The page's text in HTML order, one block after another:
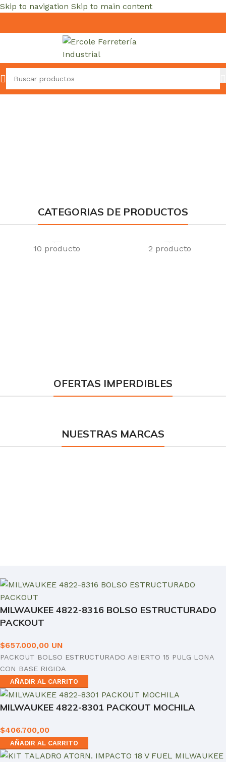
Skip to navigation Skip to main content
CATEGORIAS DE PRODUCTOS
10 producto 2 producto
OFERTAS IMPERDIBLES
NUESTRAS MARCAS
MILWAUKEE 4822-8316 BOLSO ESTRUCTURADO
PACKOUT
$657.000,00 UN
PACKOUT BOLSO ESTRUCTURADO ABIERTO 15 PULG LONA
CON BASE RIGIDA
AÑADIR AL CARRITO
MILWAUKEE 4822-8301 PACKOUT MOCHILA
$406.700,00
AÑADIR AL CARRITO